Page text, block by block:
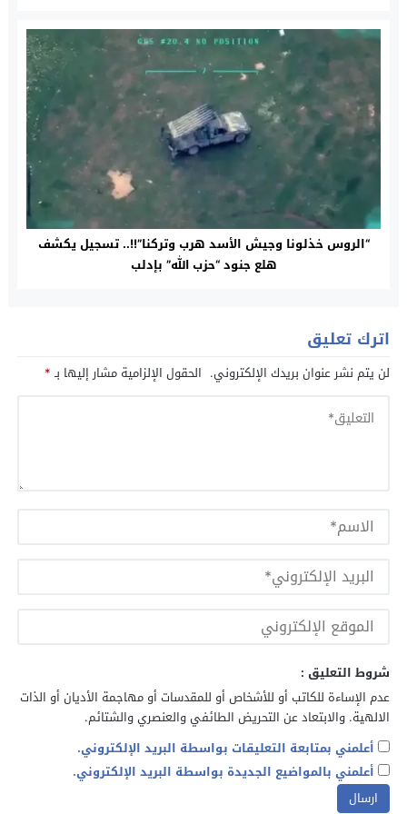
“الروس خذلونا وجيش الأسد هرب وتركنا”!!.. تسجيل يكشف
هلع جنود “حزب الله” بإدلب
اترك تعليق
لن يتم نشر عنوان بريدك الإلكتروني. الحقول الإلزامية مشار إليها بـ*
شروط التعليق :
عدم الإساءة للكاتب أو للأشخاص أو للمقدسات أو مهاجمة الأديان أو الذات
الالهية. والابتعاد عن التحريض الطائفي والعنصري والشتائم.
أعلمني بمتابعة التعليقات بواسطة البريد الإلكتروني.
أعلمني بالمواضيع الجديدة بواسطة البريد الإلكتروني.